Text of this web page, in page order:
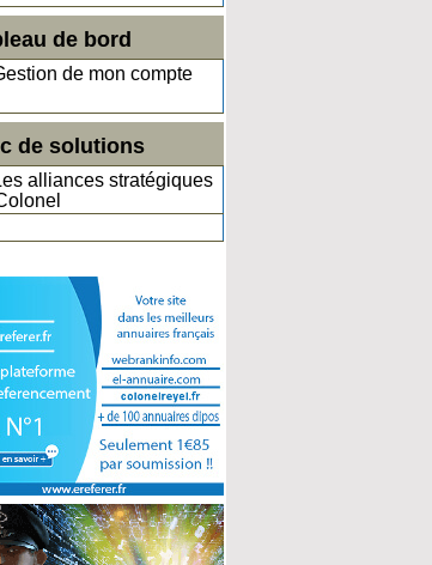
de bord
de mon compte
de solutions
alliances stratégiques